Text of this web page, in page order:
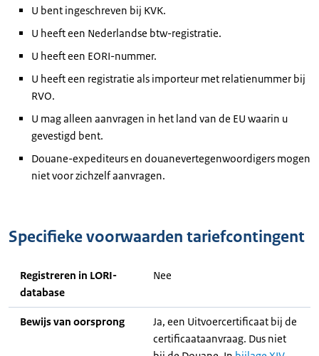
U bent ingeschreven bij KVK.
U heeft een Nederlandse btw-registratie.
U heeft een EORI-nummer.
U heeft een registratie als importeur met relatienummer bij
RVO.
U mag alleen aanvragen in het land van de EU waarin u
gevestigd bent.
Douane-expediteurs en douanevertegenwoordigers mogen
niet voor zichzelf aanvragen.
Specifieke voorwaarden tariefcontingent
Registreren in LORI-
database
Nee
Bewijs van oorsprong
Ja, een Uitvoercertificaat bij de
certificaataanvraag. Dus niet